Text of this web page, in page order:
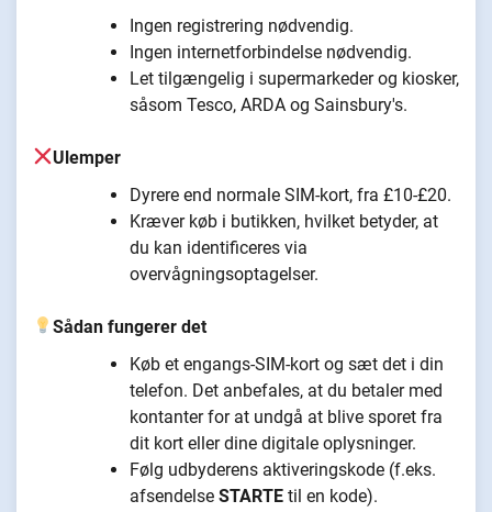
Ingen registrering nødvendig.
Ingen internetforbindelse nødvendig.
Let tilgængelig i supermarkeder og kiosker,
såsom Tesco, ARDA og Sainsbury's.
Ulemper
Dyrere end normale SIM-kort, fra £10-£20.
Kræver køb i butikken, hvilket betyder, at
du kan identificeres via
overvågningsoptagelser.
Sådan fungerer det
Køb et engangs-SIM-kort og sæt det i din
telefon. Det anbefales, at du betaler med
kontanter for at undgå at blive sporet fra
dit kort eller dine digitale oplysninger.
Følg udbyderens aktiveringskode (f.eks.
afsendelse STARTE til en kode).